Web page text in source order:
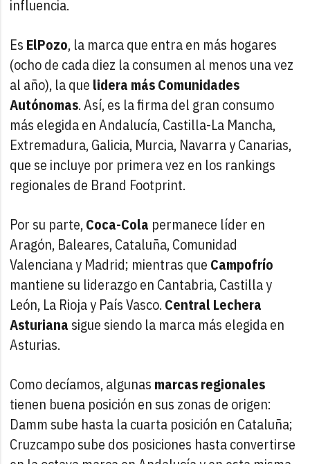
influencia.
Es ElPozo, la marca que entra en más hogares
(ocho de cada diez la consumen al menos una vez
al año), la que lidera más Comunidades
Autónomas. Así, es la firma del gran consumo
más elegida en Andalucía, Castilla-La Mancha,
Extremadura, Galicia, Murcia, Navarra y Canarias,
que se incluye por primera vez en los rankings
regionales de Brand Footprint.
Por su parte,Coca-Cola permanece líder en
Aragón, Baleares, Cataluña, Comunidad
Valenciana y Madrid; mientras que Campofrío
mantiene su liderazgo en Cantabria, Castilla y
León, La Rioja y País Vasco. Central Lechera
Asturiana sigue siendo la marca más elegida en
Asturias.
Como decíamos, algunas marcas regionales
tienen buena posición en sus zonas de origen:
Damm sube hasta la cuarta posición en Cataluña;
Cruzcampo sube dos posiciones hasta convertirse